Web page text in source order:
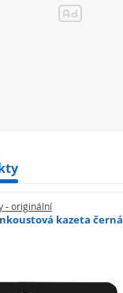
- originální
kazeta černá